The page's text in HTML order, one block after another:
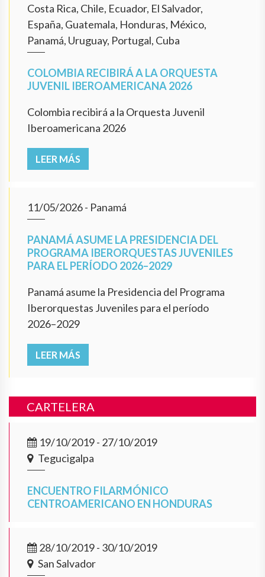
Costa Rica, Chile, Ecuador, El Salvador,
España, Guatemala, Honduras, México,
Panamá, Uruguay, Portugal, Cuba
COLOMBIA RECIBIRÁ A LA ORQUESTA
JUVENIL IBEROAMERICANA 2026
Colombia recibirá a la Orquesta Juvenil
Iberoamericana 2026
LEER MÁS
11/05/2026- Panamá
PANAMÁ ASUME LA PRESIDENCIA DEL
PROGRAMA IBERORQUESTAS JUVENILES
PARA EL PERÍODO 2026–2029
Panamá asume la Presidencia del Programa
Iberorquestas Juveniles para el período
2026–2029
LEER MÁS
CARTELERA
19/10/2019 - 27/10/2019
Tegucigalpa
ENCUENTRO FILARMÓNICO
CENTROAMERICANO EN HONDURAS
28/10/2019 - 30/10/2019
San Salvador